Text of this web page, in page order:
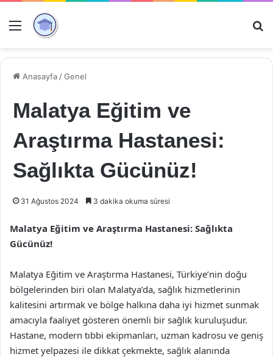
Menü
Anasayfa /Genel
Malatya Eğitim ve
Araştırma Hastanesi:
Sağlıkta Gücünüz!
31 Ağustos 2024 3 dakika okuma süresi
Malatya Eğitim ve Araştırma Hastanesi: Sağlıkta
Gücünüz!
Malatya Eğitim ve Araştırma Hastanesi, Türkiye’nin doğu
bölgelerinden biri olan Malatya’da, sağlık hizmetlerinin
kalitesini artırmak ve bölge halkına daha iyi hizmet sunmak
amacıyla faaliyet gösteren önemli bir sağlık kuruluşudur.
Hastane, modern tıbbi ekipmanları, uzman kadrosu ve geniş
hizmet yelpazesi ile dikkat çekmekte, sağlık alanında